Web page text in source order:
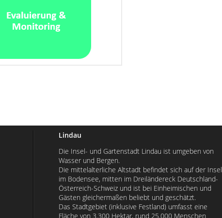
Lindau
Die Insel- und Gartenstadt Lindau ist umgeben von
Wasser und Bergen.
Die mittelalterliche Altstadt befindet sich auf der Insel
im Bodensee, mitten im Dreiländereck Deutschland-
Österreich-Schweiz und ist bei Einheimischen und
Gästen gleichermaßen beliebt und geschätzt.
Das Stadtgebiet (inklusive Festland) umfasst eine
Fläche von 3.300 Hektar, rund 25.000 Menschen